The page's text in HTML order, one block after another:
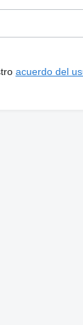
acuerdo del